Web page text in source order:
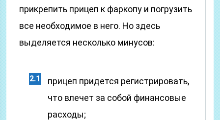
прикрепить прицеп к фаркопу и погрузить
все необходимое в него. Но здесь
выделяется несколько минусов:
прицеп придется регистрировать,
что влечет за собой финансовые
расходы;